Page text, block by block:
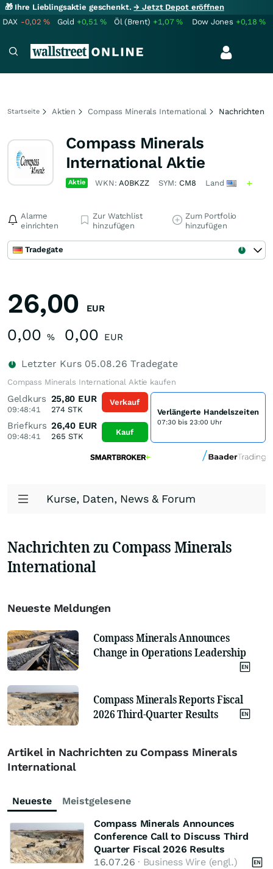
🎁 Ihre Lieblingsaktie geschenkt.→ Jetzt Depot eröffnen
DAX -0,02% Gold +0,51% Öl (Brent) +1,07% Dow Jones +0,18%
Startseite Aktien Compass Minerals International Nachrichten
Compass Minerals
International Aktie
Aktie WKN:A0BKZZ SYM: CM8 Land
Alarme
einrichten
Zur Watchlist
hinzufügen
Zum Portfolio
hinzufügen
Tradegate
26,00 EUR
0,00 % 0,00 EUR
Letzter Kurs 05.08.26 Tradegate
Compass Minerals International Aktie kaufen
Geldkurs
09:48:41
25,80 EUR
274 STK
Briefkurs
09:48:41
26,40 EUR
265 STK
Verkauf
Kauf
Verlängerte Handelszeiten
07:30 bis 23:00 Uhr
Kurse, Daten, News & Forum
Nachrichten zu Compass Minerals
International
Neueste Meldungen
Compass Minerals Announces
Change in Operations Leadership
Compass Minerals Reports Fiscal
2026 Third-Quarter Results
Artikel in Nachrichten zu Compass Minerals
International
Neueste
Meistgelesene
Compass Minerals Announces
Conference Call to Discuss Third
Quarter Fiscal 2026 Results
16.07.26 · Business Wire (engl.)